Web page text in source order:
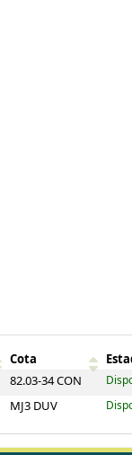
Cota
82.03-34 CON
MJ3 DUV